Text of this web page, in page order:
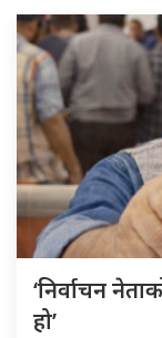
‘निर्वाचन
हो’